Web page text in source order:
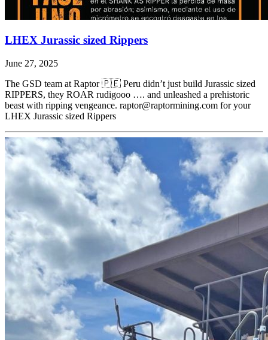
LHEX Jurassic sized Rippers
June 27, 2025
The GSD team at Raptor 🇵🇪 Peru didn’t just build Jurassic sized
RIPPERS, they ROAR rudigooo …. and unleashed a prehistoric
beast with ripping vengeance. raptor@raptormining.com for your
LHEX Jurassic sized Rippers